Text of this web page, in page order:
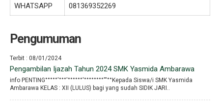
WHATSAPP 081369352269
Pengumuman
Terbit : 08/01/2024
Pengambilan Ijazah Tahun 2024 SMK Yasmida Ambarawa
info PENTING°°°°°′°°°′°°°°°°′°°°°°°°°′′′°°Kepada Siswa/i SMK Yasmida
Ambarawa KELAS : XII (LULUS) bagi yang sudah SIDIK JARI..